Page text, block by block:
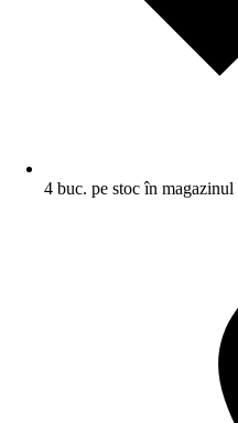
4 buc. pe stoc în magazinul